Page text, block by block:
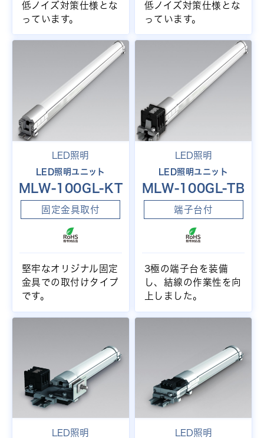
低ノイズ対策仕様とな
っています。
低ノイズ対策仕様とな
っています。
LED照明
LED照明ユニット
MLW-100GL-KT
固定金具取付
堅牢なオリジナル固定
金具での取付けタイプ
です。
LED照明
LED照明ユニット
MLW-100GL-TB
端子台付
3極の端子台を装備
し、結線の作業性を向
上しました。
LED照明 LED照明